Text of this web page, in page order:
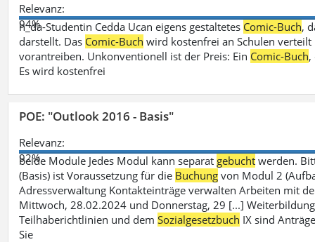
Relevanz:
94%
h_da-Studentin Cedda Ucan eigens gestaltetes Comic-Buch,
darstellt. Das Comic-Buch wird kostenfrei an Schulen
vorantreiben. Unkonventionell ist der Preis: Ein Comic-Buch,
Es wird kostenfrei
POE: "Outlook 2016 - Basis"
Relevanz:
92%
beide Module Jedes Modul kann separat gebucht werden.
(Basis) ist Voraussetzung für die Buchung von Modul 2
Adressverwaltung Kontakteinträge verwalten Arbeiten mit
Mittwoch, 28.02.2024 und Donnerstag, 29 [...]
Teilhaberichtlinien und demSozialgesetzbuch IX sind
Sie